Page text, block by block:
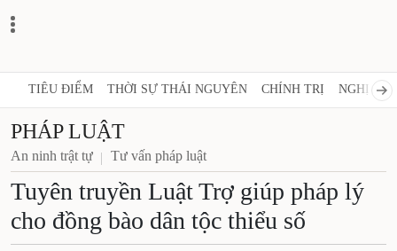
TIÊU ĐIỂM THỜI SỰ THÁI NGUYÊN CHÍNH TRỊ NGHỊ
PHÁP LUẬT
An ninh trật tự Tư vấn pháp luật
Tuyên truyền Luật Trợ giúp pháp lý
cho đồng bào dân tộc thiểu số